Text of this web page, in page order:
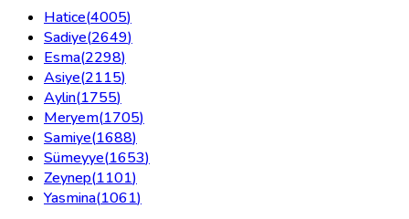
Hatice(4005)
Sadiye(2649)
Esma(2298)
Asiye(2115)
Aylin(1755)
Meryem(1705)
Samiye(1688)
Sümeyye(1653)
Zeynep(1101)
Yasmina(1061)